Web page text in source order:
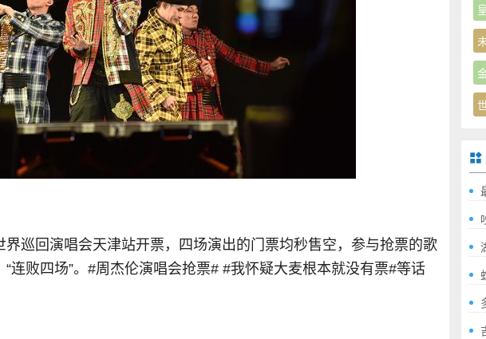
界巡回演唱会天津站开票，四场演出的门票均秒售空，参与抢票的歌
“连败四场”。#周杰伦演唱会抢票# #我怀疑大麦根本就没有票#等话